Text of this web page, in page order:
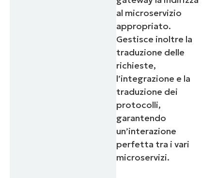
al microservizio
appropriato.
Gestisce inoltre la
traduzione delle
richieste,
l’integrazione e la
traduzione dei
protocolli,
garantendo
un’interazione
perfetta tra i vari
microservizi.